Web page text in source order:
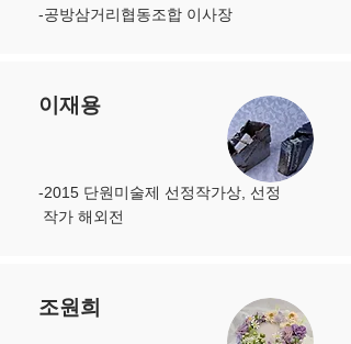
-공방삼거리협동조합 이사장
이재용
-2015 단원미술제 선정작가상, 선정
작가 해외전
조원희